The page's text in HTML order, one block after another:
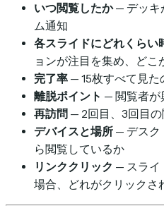
いつ閲覧したか— デッキ
ム通知
各スライドにどれくらい
ョンが注目を集め、ど
完了率 — 15枚すべて見
離脱ポイント — 閲覧者が
再訪問 — 2回目、3回目
デバイスと場所 — デスク
ら閲覧しているか
リンククリック — スライ
場合、どれがクリックさ